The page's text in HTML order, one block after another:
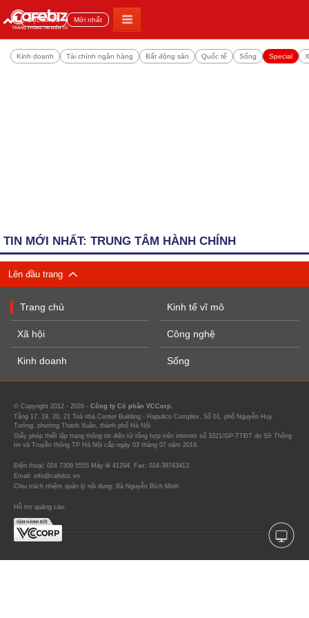
Đọc nhiều Mới nhất
Kinh doanh Tài chính ngân hàng Bất động sản Quốc tế Sống Special
TIN MỚI NHẤT: TRUNG TÂM HÀNH CHÍNH
Lên đầu trang
Trang chủ
Xã hội
Kinh doanh
Kinh tế vĩ mô
Công nghệ
Sống
© Copyright 2012 - 2026 - Công ty Cổ phần VCCorp.
Tầng 17, 19, 20, 21 Toà nhà Center Building - Hapulico Complex, Số 01, phố Nguyễn Huy
Tưởng, phường Thanh Xuân, thành phố Hà Nội
Giấy phép thiết lập trang thông tin điện tử tổng hợp trên internet số 3321/GP-TTĐT do Sở Thông
tin và Truyền thông TP Hà Nội cấp ngày 03 tháng 07 năm 2019.
Điện thoại: 024 7309 5555 Máy lẻ 41294. Fax: 024-39743413
Email: info@cafebiz.vn
Chịu trách nhiệm quản lý nội dung: Bà Nguyễn Bích Minh
Hỗ trợ quảng cáo: